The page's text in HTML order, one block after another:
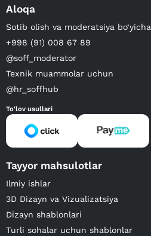
Aloqa
Sotib olish va moderatsiya bo‘yicha
+998 (91) 008 67 89
@soff_moderator
Texnik muammolar uchun
@hr_soffhub
To'lov usullari
Tayyor mahsulotlar
Ilmiy ishlar
3D Dizayn va Vizualizatsiya
Dizayn shablonlari
Turli sohalar uchun shablonlar